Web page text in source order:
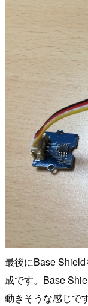
最後にBase
成です。Base
動きそうな感じです